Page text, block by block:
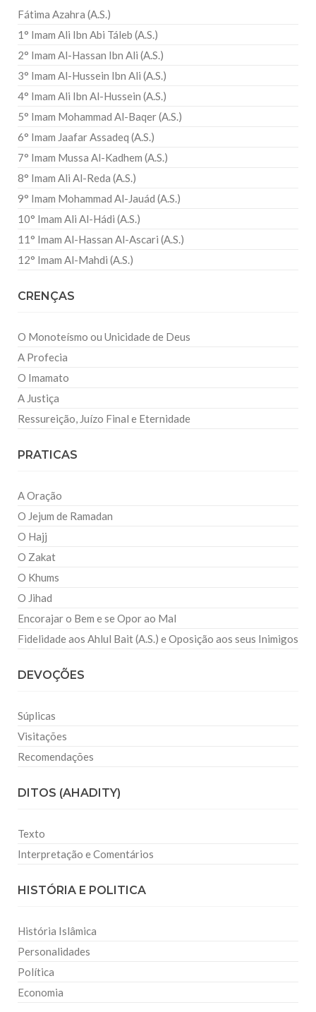
Fátima Azahra (A.S.)
1° Imam Ali Ibn Abi Táleb (A.S.)
2° Imam Al-Hassan Ibn Ali (A.S.)
3° Imam Al-Hussein Ibn Ali (A.S.)
4° Imam Ali Ibn Al-Hussein (A.S.)
5° Imam Mohammad Al-Baqer (A.S.)
6° Imam Jaafar Assadeq (A.S.)
7° Imam Mussa Al-Kadhem (A.S.)
8° Imam Ali Al-Reda (A.S.)
9° Imam Mohammad Al-Jauád (A.S.)
10° Imam Ali Al-Hádi (A.S.)
11° Imam Al-Hassan Al-Ascari (A.S.)
12° Imam Al-Mahdi (A.S.)
CRENÇAS
O Monoteísmo ou Unicidade de Deus
A Profecia
O Imamato
A Justiça
Ressureição, Juízo Final e Eternidade
PRATICAS
A Oração
O Jejum de Ramadan
O Hajj
O Zakat
O Khums
O Jihad
Encorajar o Bem e se Opor ao Mal
Fidelidade aos Ahlul Bait (A.S.) e Oposição aos seus Inimigos
DEVOÇÕES
Súplicas
Visitações
Recomendações
DITOS (AHADITY)
Texto
Interpretação e Comentários
HISTÓRIA E POLITICA
História Islâmica
Personalidades
Política
Economia